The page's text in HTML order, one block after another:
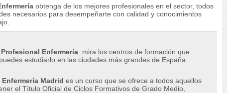
obtenga de los mejores profesionales en el sector, todos
necesarios para desempeñarte con calidad y conocimientos
Enfermería mira los centros de formación que
estudiarlo en las ciudades más grandes de España
Madrid es un curso que se ofrece a todos aquellos
el Título Oficial de Ciclos Formativos de Grado Medio,